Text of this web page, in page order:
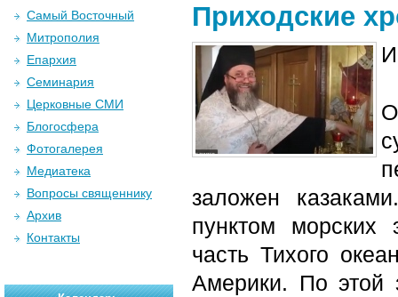
Приходские
заложен
пунктом морских
часть Тихого
Америки. По этой
Самый Восточный
Митрополия
Епархия
Семинария
Церковные СМИ
Блогосфера
Фотогалерея
Медиатека
Вопросы священнику
Архив
Контакты